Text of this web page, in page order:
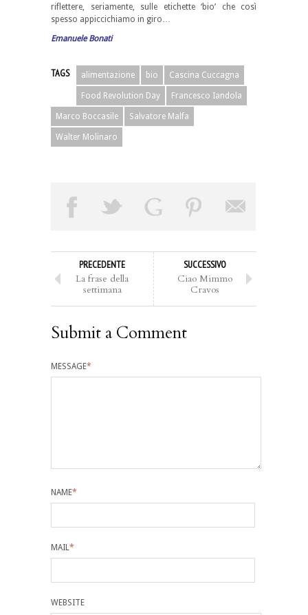
riflettere, seriamente, sulle etichette ‘bio’ che così
spesso appiccichiamo in giro…
Emanuele Bonati
TAGS alimentazione bio Cascina Cuccagna
Food Revolution Day Francesco Iandola
Marco Boccasile Salvatore Malfa
Walter Molinaro
PRECEDENTE
La frase della
settimana
SUCCESSIVO
Ciao Mimmo
Cravos
Submit a Comment
MESSAGE*
NAME*
MAIL *
WEBSITE